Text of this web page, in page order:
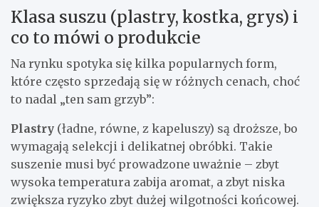
Klasa suszu (plastry, kostka, grys) i
co to mówi o produkcie
Na rynku spotyka się kilka popularnych form,
które często sprzedają się w różnych cenach, choć
to nadal „ten sam grzyb”:
Plastry (ładne, równe, z kapeluszy) są droższe, bo
wymagają selekcji i delikatnej obróbki. Takie
suszenie musi być prowadzone uważnie – zbyt
wysoka temperatura zabija aromat, a zbyt niska
zwiększa ryzyko zbyt dużej wilgotności końcowej.